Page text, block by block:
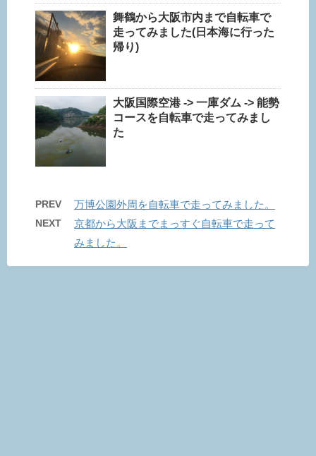
舞鶴から大阪市内まで自転車で
走ってみました(日本海に行った
帰り)
大阪国際空港 -> 一庫ダム -> 能勢
コースを自転車で走ってみまし
た
PREV 万博公園外周を自転車で走ってみました。
NEXT
京都から大阪までまっすぐ自転車で走って
みました。